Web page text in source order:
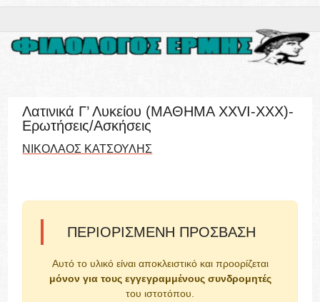
Λατινικά Γ’ Λυκείου (ΜΑΘΗΜΑ XXVI-XXX)-
Ερωτήσεις/Ασκήσεις
ΝΙΚΟΛΑΟΣ ΚΑΤΣΟΥΛΗΣ
ΠΕΡΙΟΡΙΣΜΈΝΗ ΠΡΌΣΒΑΣΗ
Αυτό το υλικό είναι αποκλειστικό και προορίζεται
μόνον για τους εγγεγραμμένους συνδρομητές
του ιστοτόπου.